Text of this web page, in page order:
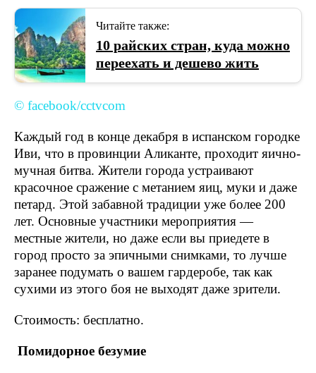
Читайте также:
10 райских стран, куда можно
переехать и дешево жить
© facebook/cctvcom
Каждый год в конце декабря в испанском городке
Иви, что в провинции Аликанте, проходит яично-
мучная битва. Жители города устраивают
красочное сражение с метанием яиц, муки и даже
петард. Этой забавной традиции уже более 200
лет. Основные участники мероприятия —
местные жители, но даже если вы приедете в
город просто за эпичными снимками, то лучше
заранее подумать о вашем гардеробе, так как
сухими из этого боя не выходят даже зрители.
Стоимость: бесплатно.
Помидорное безумие